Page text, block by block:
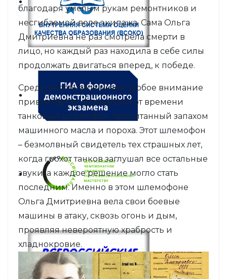
благодаря умелым рукам ремонтников и
несгибаемой воле экипажа. Сама Ольга
Дмитриевна не раз смотрела смерти в
лицо, но каждый раз находила в себе силы
продолжать двигаться вперед, к победе.
Среди экспонатов музея особое внимание
привлекает пожелтевший от времени
танковый шлемофон, пропитанный запахом
машинного масла и пороха. Этот шлемофон
– безмолвный свидетель тех страшных лет,
когда грохот танков заглушал все остальные
звуки, а каждое решение могло стать
последним. Именно в этом шлемофоне
Ольга Дмитриевна вела свои боевые
машины в атаку, сквозь огонь и дым,
проявляя невероятную храбрость и
хладнокровие.